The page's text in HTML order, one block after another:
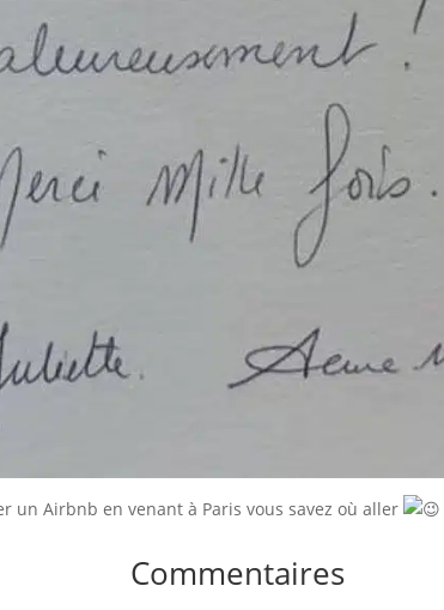
un Airbnb en venant à Paris vous savez où aller
Commentaires